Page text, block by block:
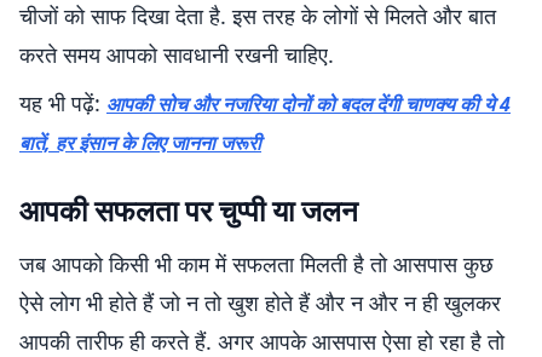
चीजों को साफ दिखा देता है. इस तरह के लोगों से मिलते और बात
करते समय आपको सावधानी रखनी चाहिए.
यह भी पढ़ें: आपकी सोच और नजरिया दोनों को बदल देंगी चाणक्य की ये 4
बातें, हर इंसान के लिए जानना जरूरी
आपकी सफलता पर चुप्पी या जलन
जब आपको किसी भी काम में सफलता मिलती है तो आसपास कुछ
ऐसे लोग भी होते हैं जो न तो खुश होते हैं और न और न ही खुलकर
आपकी तारीफ ही करते हैं. अगर आपके आसपास ऐसा हो रहा है तो